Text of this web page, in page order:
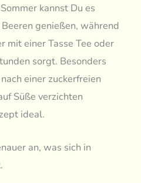
kannst Du es
genießen, während
mit einer Tasse Tee oder
sorgt. Besonders
einer zuckerfreien
Süße verzichten
ideal.
an, was sich in